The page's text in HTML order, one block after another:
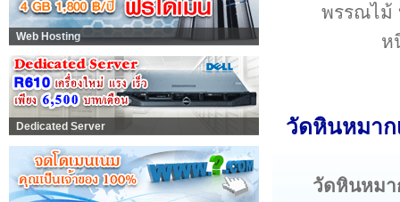
Web Hosting
Dedicated Server
พรรณไม้
ห
วัดหินหมาก
วัดหินหมา